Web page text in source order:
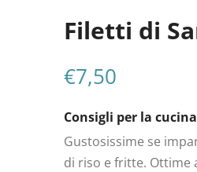
Filetti di
€7,50
Consigli per la cucina
Gustosissime se
di riso e fritte. Ottime